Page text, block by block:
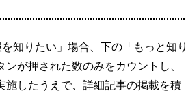
知りたい」場合、下の「もっと知り
が押された数のみをカウントし、
したうえで、詳細記事の掲載を積